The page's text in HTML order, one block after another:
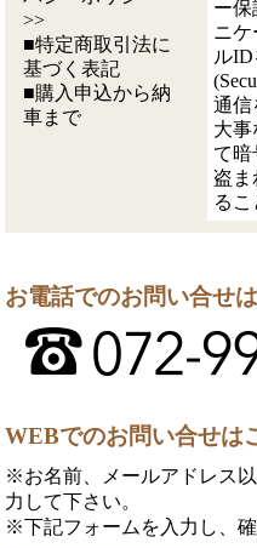
>>
■特定商取引法に
基づく表記
■購入申込から納
車まで
ー保
ニケ
ル
通信
大事
て暗
盗ま
るこ
お電話でのお問い合せ
WEBでのお問い合せは
※お名前、メールアドレス
力して下さい。
※下記フォームを入力し、